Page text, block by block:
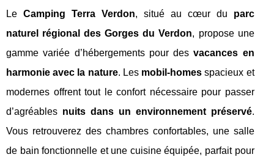
Le Camping Terra Verdon, situé au cœur du parc
naturel régional des Gorges du Verdon, propose une
gamme variée d’hébergements pour desvacances en
harmonie avec la nature. Les mobil-homes spacieux et
modernes offrent tout le confort nécessaire pour passer
d’agréables nuits dans un environnement préservé.
Vous retrouverez des chambres confortables, une salle
de bain fonctionnelle et une cuisine équipée, parfait pour